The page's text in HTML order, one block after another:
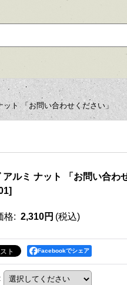
ット 「お問い合わせください」
アルミ ナット 「お問い合わ
]
格: 2,310円 (税込)
Facebookでシェア